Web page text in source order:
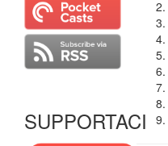
SUPPORTACI